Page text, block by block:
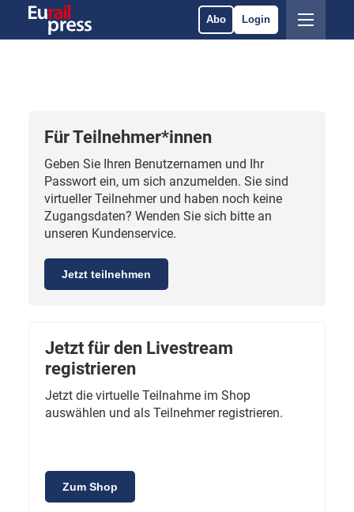
Abo Login
Für Teilnehmer*innen
Geben Sie Ihren Benutzernamen und Ihr
Passwort ein, um sich anzumelden. Sie sind
virtueller Teilnehmer und haben noch keine
Zugangsdaten? Wenden Sie sich bitte an
unseren Kundenservice.
Jetzt teilnehmen
Jetzt für den Livestream
registrieren
Jetzt die virtuelle Teilnahme im Shop
auswählen und als Teilnehmer registrieren.
Zum Shop